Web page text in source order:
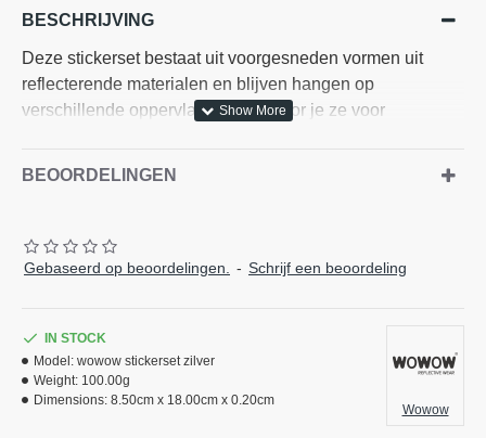
BESCHRIJVING
Deze stickerset bestaat uit voorgesneden vormen uit
reflecterende materialen en blijven hangen op
verschillende oppervlakten waardoor je ze voor
BEOORDELINGEN
Gebaseerd op beoordelingen. - Schrijf een beoordeling
IN STOCK
Model: wowow stickerset zilver
Weight: 100.00g
Dimensions: 8.50cm x 18.00cm x 0.20cm
Wowow